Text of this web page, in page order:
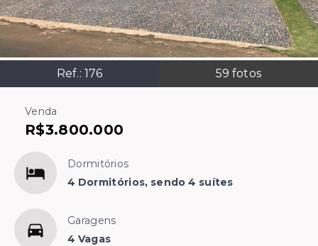
Ref.: 176 59 fotos
Venda
R$3.800.000
Dormitórios
4 Dormitórios, sendo 4 suítes
Garagens
4 Vagas